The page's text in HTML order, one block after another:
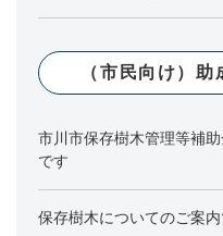
（市民向け）
市川市保存樹木管理等補
です
保存樹木についてのご案